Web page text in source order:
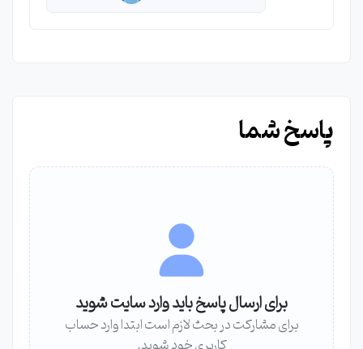
پاسخ شما
برای ارسال پاسخ باید وارد سایت شوید
برای مشارکت در بحث لازم است ابتدا وارد حساب